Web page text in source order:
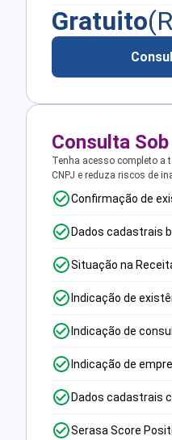
Gratuito
Consulta
Tenha acesso completo a
CNPJ e reduza riscos de
Confirmação de
Dados cadastrais
Situação na
Indicação de
Indicação de
Indicação de
Dados cadastrais
Serasa Score